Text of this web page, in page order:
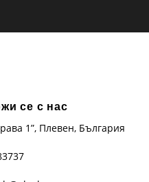
се с нас
1”, Плевен, България